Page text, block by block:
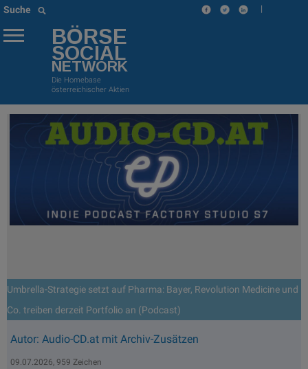
Suche |
BÖRSE
SOCIAL
NETWORK
Die Homebase
österreichischer Aktien
Umbrella-Strategie setzt auf Pharma: Bayer, Revolution Medicine und
Co. treiben derzeit Portfolio an (Podcast)
Autor: Audio-CD.at mit Archiv-Zusätzen
09.07.2026, 959 Zeichen